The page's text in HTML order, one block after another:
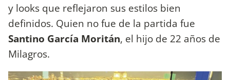
y looks que reflejaron sus estilos bien
definidos. Quien no fue de la partida fue
Santino García Moritán, el hijo de 22 años de
Milagros.